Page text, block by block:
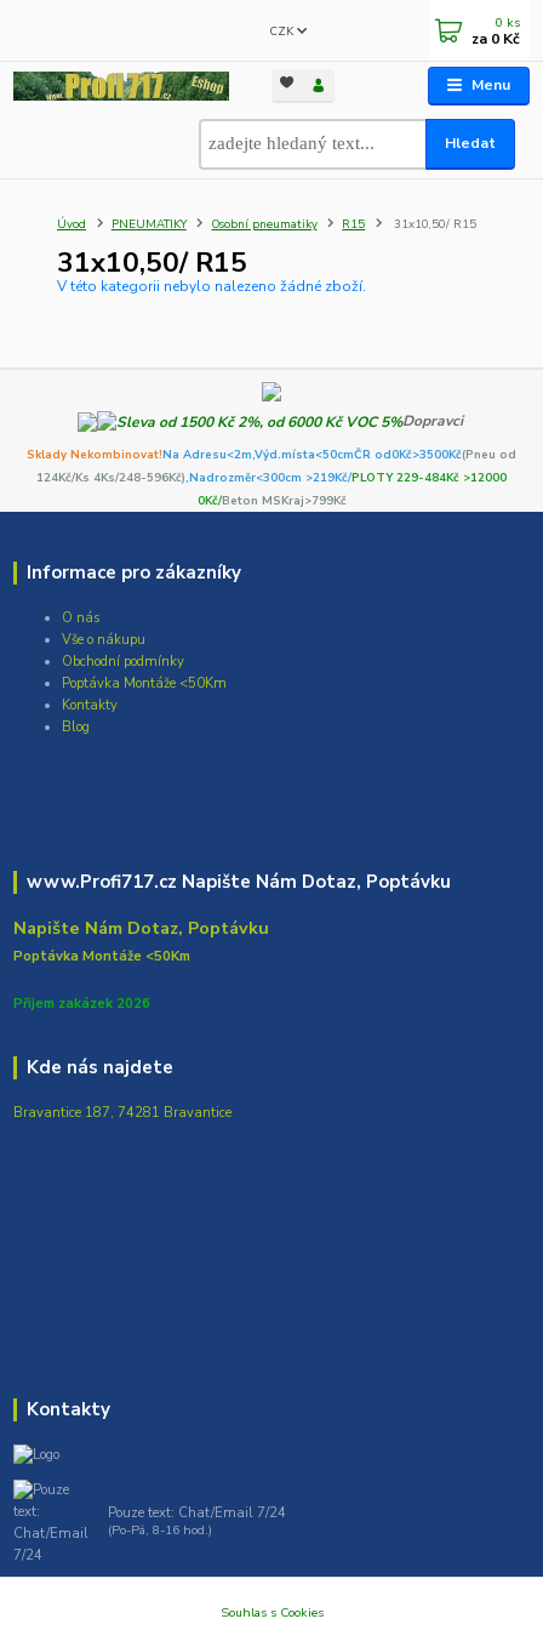
Menu
CZK
Hledat
0 ks
za 0 Kč
Úvod PNEUMATIKY Osobní pneumatiky R15 31x10,50/ R15
31x10,50/ R15
V této kategorii nebylo nalezeno žádné zboží.
Dopravci
Sklady Nekombinovat!Na Adresu<2m,Výd.místa<50cmČR od0Kč>3500Kč(Pneu od
124Kč/Ks 4Ks/248-596Kč),Nadrozměr<300cm >219Kč/PLOTY 229-484Kč >12000
0Kč/Beton MSKraj>799Kč
Informace pro zákazníky
O nás
Vše o nákupu
Obchodní podmínky
Poptávka Montáže <50Km
Kontakty
Blog
www.Profi717.cz Napište Nám Dotaz, Poptávku
Napište Nám Dotaz, Poptávku
Poptávka Montáže <50Km
Přijem zakázek 2026
Kde nás najdete
Bravantice 187, 74281 Bravantice
Kontakty
Pouze text: Chat/Email 7/24
(Po-Pá, 8-16 hod.)
Souhlas s Cookies